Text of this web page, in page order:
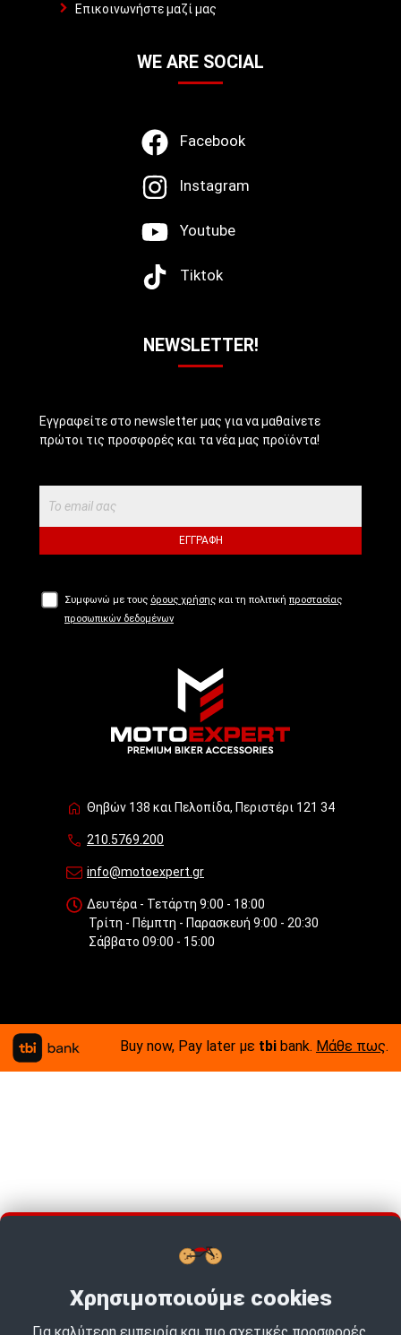
Επικοινωνήστε μαζί μας
WE ARE SOCIAL
Facebook
Instagram
Youtube
Tiktok
NEWSLETTER!
Εγγραφείτε στο newsletter μας για να μαθαίνετε
πρώτοι τις προσφορές και τα νέα μας προϊόντα!
ΕΓΓΡΑΦΉ
Συμφωνώ με τους όρους χρήσης και τη πολιτική προστασίας
προσωπικών δεδομένων
Θηβών 138 και Πελοπίδα, Περιστέρι 121 34
210.5769.200
info@motoexpert.gr
Δευτέρα - Τετάρτη 9:00 - 18:00
Τρίτη - Πέμπτη - Παρασκευή 9:00 - 20:30
Σάββατο 09:00 - 15:00
Buy now, Pay later με tbi bank. Μάθε πως.
Χρησιμοποιούμε cookies